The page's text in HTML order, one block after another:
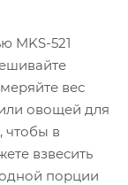
MKS-521
вес
овощей для
чтобы в
взвесить
порции